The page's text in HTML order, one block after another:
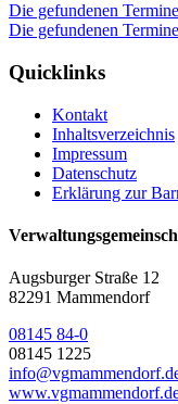
Die gefundenen
Die gefundenen
Quicklinks
Kontakt
Inhaltsverzeichnis
Impressum
Datenschutz
Erklärung zur
Augsburger Straße 12
82291 Mammendorf
08145 84-0
08145 1225